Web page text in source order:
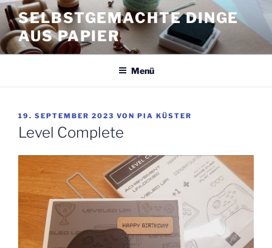
Zum
Inhalt
springen
SELBSTGEMACHTE DINGE
AUS PAPIER
Menü
VERÖFFENTLICHT
AM
19. SEPTEMBER 2023 VON PIA KÜSTER
Level Complete